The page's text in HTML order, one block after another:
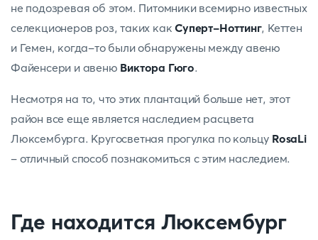
не подозревая об этом. Питомники всемирно известных
селекционеров роз, таких какСуперт-Ноттинг, Кеттен
и Гемен, когда-то были обнаружены между авеню
Файенсери и авеню Виктора Гюго.
Несмотря на то, что этих плантаций больше нет, этот
район все еще является наследием расцвета
Люксембурга. Кругосветная прогулка по кольцу RosaLi
- отличный способ познакомиться с этим наследием.
Где находится Люксембург